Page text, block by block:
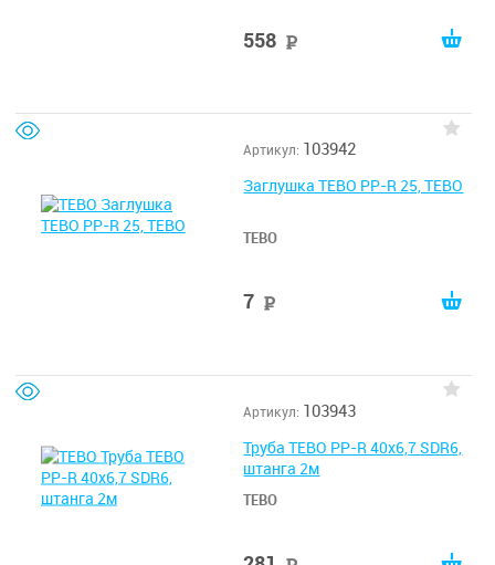
558
Артикул: 103942
Заглушка TEBO PP-R 25, TEBO
TEBO
7
Артикул: 103943
Труба TEBO PP-R 40х6,7 SDR6,
штанга 2м
TEBO